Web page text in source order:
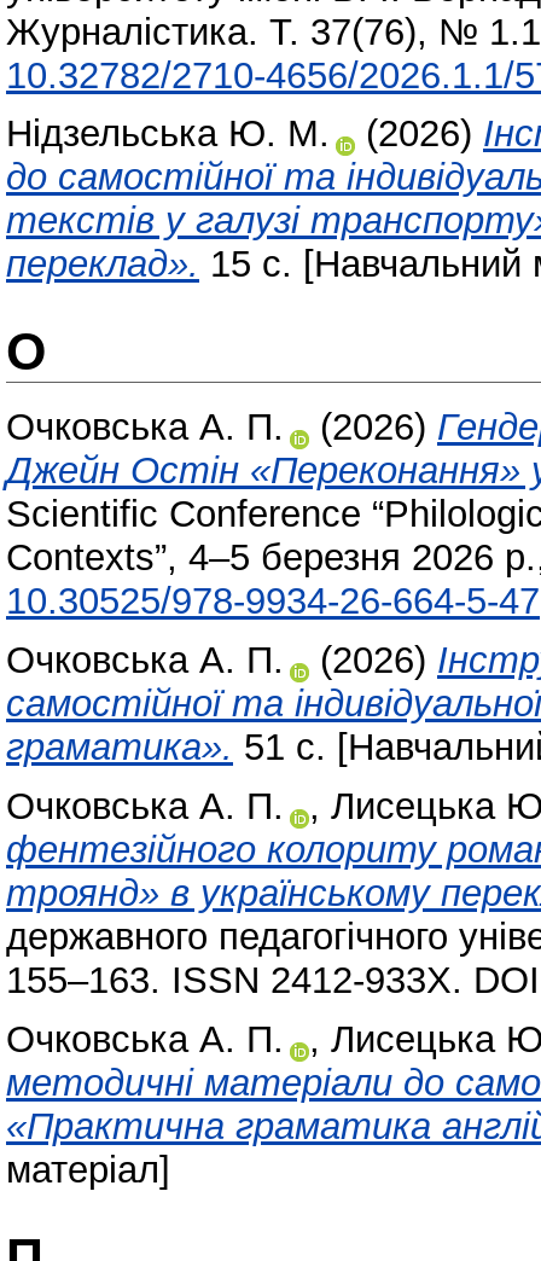
Журналістика. Т. 37(76), №
10.32782/2710-4656/2026.1.1/
Нідзельська Ю. М.
(2026)
до самостійної та
текстів у галузі
переклад». 15 с. [Навчальний
О
Очковська А. П. (2026)
Джейн Остін «Переконання»
Scientific Conference
Contexts”, 4–5 березня 2026
10.30525/978-9934-26-664-5-47
Очковська А. П.
(2026)
самостійної та
граматика». 51 с.
Очковська А. П.
, Лисецька
фентезійного колориту
троянд» в українському
державного педагогічного
155–163. ISSN 2412-933Х.
Очковська А. П.
, Лисецька
методичні матеріали до
«Практична граматика
матеріал]